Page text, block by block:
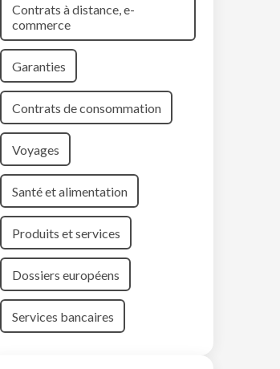
Contrats à distance, e-
commerce
Garanties
Contrats de consommation
Voyages
Santé et alimentation
Produits et services
Dossiers européens
Services bancaires